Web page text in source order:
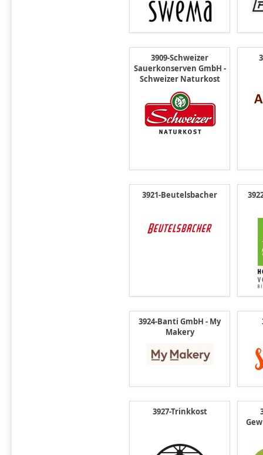
3909-Schweizer
Sauerkonserven GmbH -
Schweizer Naturkost
3921-Beutelsbacher
3924-Banti GmbH - My
Makery
3927-Trinkkost